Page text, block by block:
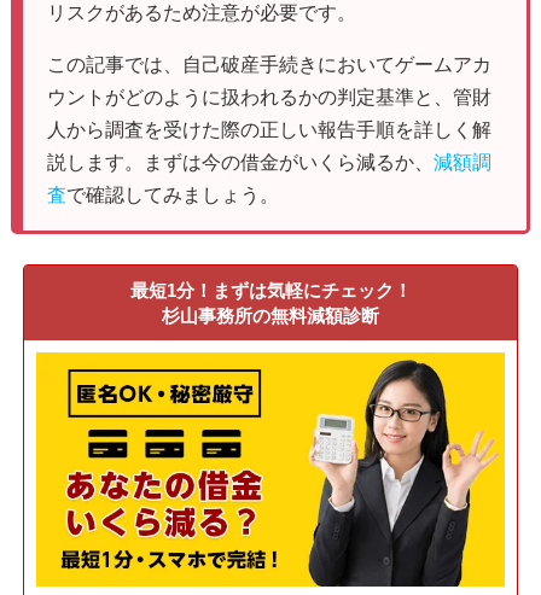
リスクがあるため注意が必要です。
この記事では、自己破産手続きにおいてゲームアカ
ウントがどのように扱われるかの判定基準と、管財
人から調査を受けた際の正しい報告手順を詳しく解
説します。まずは今の借金がいくら減るか、 減額調
査で確認してみましょう。
最短1分！まずは気軽にチェック！
杉山事務所の無料減額診断